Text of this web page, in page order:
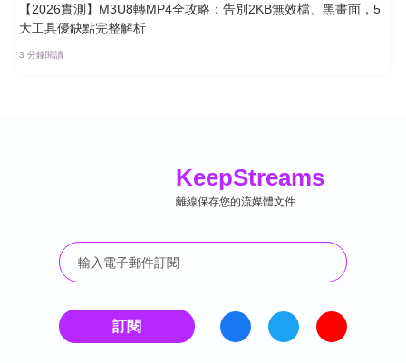
【2026實測】M3U8轉MP4全攻略：告別2KB無效檔、黑畫面，5
大工具優缺點完整解析
3 分鐘閱讀
KeepStreams
離線保存您的流媒體文件
訂閱